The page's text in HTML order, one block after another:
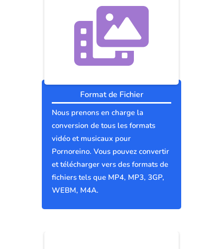
Format de Fichier
Nous prenons en charge la
conversion de tous les formats
vidéo et musicaux pour
Pornoreino. Vous pouvez convertir
et télécharger vers des formats de
fichiers tels que MP4, MP3, 3GP,
WEBM, M4A.